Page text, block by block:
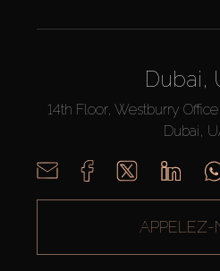
Dubai,
14th Floor, Westburry
Dubai,
APPELEZ-